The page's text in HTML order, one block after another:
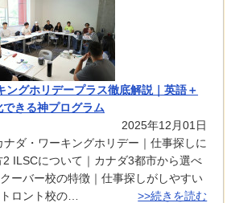
ングホリデープラス徹底解説｜英語＋
きる神プログラム
2025年12月01日
ダ・ワーキングホリデー｜仕事探しに
ILSCについて｜カナダ3都市から選べ
ーバー校の特徴｜仕事探しがしやすい
ロント校の…
>>続きを読む